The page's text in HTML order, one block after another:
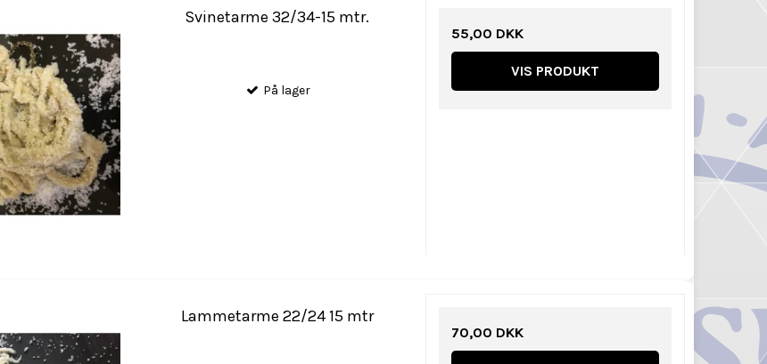
Svinetarme 32/34-15 mtr.
På lager
55,00 DKK
VIS PRODUKT
Lammetarme 22/24 15 mtr
70,00 DKK